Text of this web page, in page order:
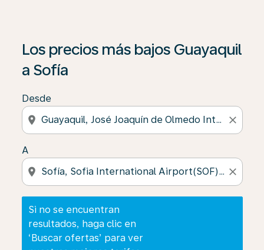
Los precios más bajos Guayaquil
a Sofía
Desde
location_on close
A
location_on close
Si no se encuentran
resultados, haga clic en
‘Buscar ofertas’ para ver
Si no se encuentran resultados, haga clic en ‘Buscar